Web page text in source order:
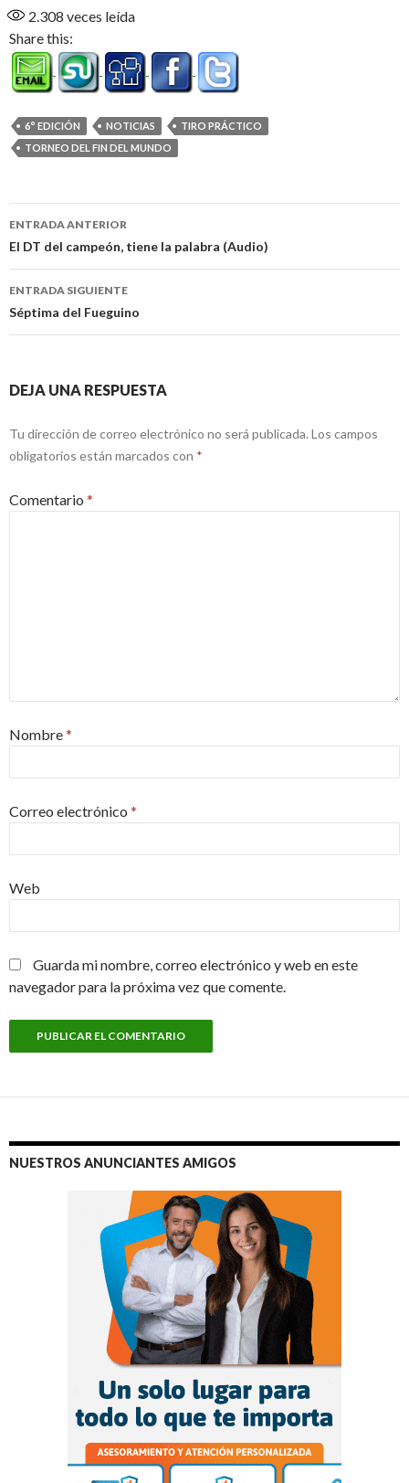
2.308 veces leída
Share this:
6° EDICIÓN NOTICIAS
TIRO PRÁCTICO
TORNEO DEL FIN DEL MUNDO
Navegación
de
entradas
ENTRADA ANTERIOR
El DT del campeón, tiene la palabra (Audio)
ENTRADA SIGUIENTE
Séptima del Fueguino
DEJA UNA RESPUESTA
Tu dirección de correo electrónico no será publicada. Los campos
obligatorios están marcados con *
Comentario *
Nombre*
Correo electrónico *
Web
Guarda mi nombre, correo electrónico y web en este
navegador para la próxima vez que comente.
NUESTROS ANUNCIANTES AMIGOS